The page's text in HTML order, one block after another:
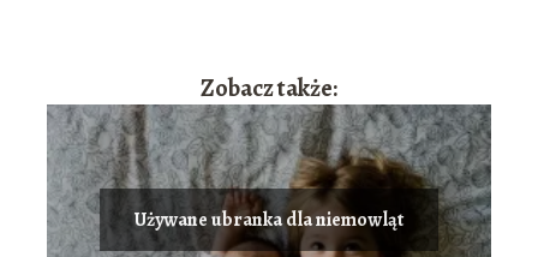
Zobacz także:
Używane ubranka dla niemowląt